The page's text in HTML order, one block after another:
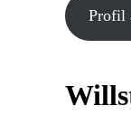
Profil